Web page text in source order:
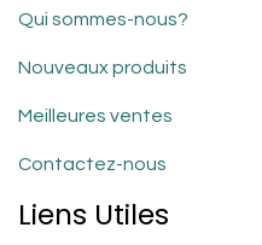
Qui sommes-nous?
Nouveaux produits
Meilleures ventes
Contactez-nous
Liens Utiles